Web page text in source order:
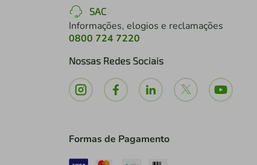
SAC
Informações, elogios e reclamações
0800 724 7220
Nossas Redes Sociais
Formas de Pagamento